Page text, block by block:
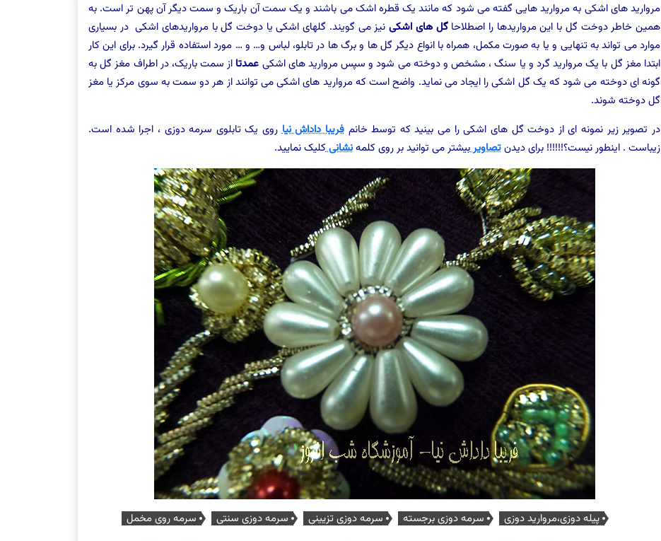
مروارید های اشکی به مروارید هایی گفته می شود که مانند یک قطره اشک می باشند و یک سمت آن باریک و سمت دیگر آن پهن تر است. به
همین خاطر دوخت گل با این مرواریدها را اصطلاحاگل های اشکینیز می گویند. گلهای اشکی یا دوخت گل با مرواریدهای اشکی در بسیاری
موارد می تواند به تنهایی و یا به صورت مکمل، همراه با انواع دیگر گل ها و برگ ها در تابلو، لباس و… و … مورد استفاده قرار گیرد. برای این کار
ابتدا مغز گل با یک مروارید گرد و یا سنگ ، مشخص و دوخته می شود و سپس مروارید های اشکی عمدتا از سمت باریک، در اطراف مغز گل به
گونه ای دوخته می شود که یک گل اشکی را ایجاد می نماید. واضح است که مروارید های اشکی می توانند از هر دو سمت به سوی مرکز یا مغز
گل دوخته شوند.
در تصویر زیر نمونه ای از دوخت گل های اشکی را می بینید که توسط خانمفریبا داداش نیاروی یک تابلوی سرمه دوزی ، اجرا شده است.
زیباست . اینطور نیست؟!!!!!! برای دیدنتصاویربیشتر می توانید بر روی کلمهنشانیکلیک نمایید.
پیله دوزی،مروارید دوزی سرمه دوزی برجسته سرمه دوزی تزیینی سرمه دوزی سنتی سرمه روی مخمل